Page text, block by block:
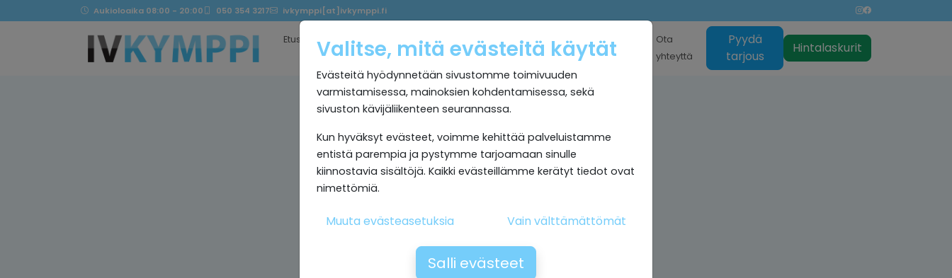
Aukioloaika 08:00 - 20:00 050 354 3217 ivkymppi[at]ivkymppi.fi
Etusivu Palvelumme
Ultrapuhdas
sisäilma
Kymppi
Kokemuksia Rekrytointi
Ota
yhteyttä
Pyydä
tarjous
Hintalaskurit
Valitse, mitä evästeitä käytät
Evästeitä hyödynnetään sivustomme toimivuuden
varmistamisessa, mainoksien kohdentamisessa, sekä
sivuston kävijäliikenteen seurannassa.
Kun hyväksyt evästeet, voimme kehittää palveluistamme
entistä parempia ja pystymme tarjoamaan sinulle
kiinnostavia sisältöjä. Kaikki evästeillämme kerätyt tiedot ovat
nimettömiä.
Muuta evästeasetuksia Vain välttämättömät
Salli evästeet